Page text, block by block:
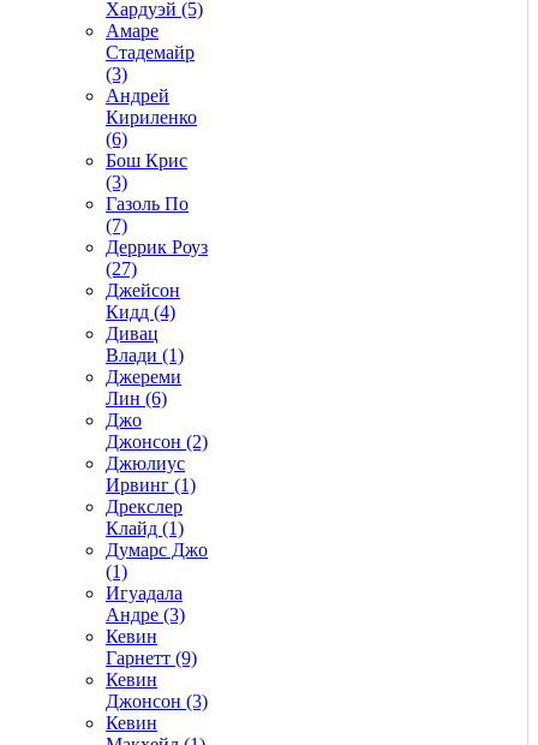
Xардуэй (5)
Амаре
Стадемайр
(3)
Андрей
Кириленко
(6)
Бош Крис
(3)
Газоль По
(7)
Деррик Роуз
(27)
Джейсон
Кидд (4)
Дивац
Влади (1)
Джереми
Лин (6)
Джо
Джонсон (2)
Джюлиус
Ирвинг (1)
Дрекслер
Клайд (1)
Думарс Джо
(1)
Игуадала
Андре (3)
Кевин
Гарнетт (9)
Кевин
Джонсон (3)
Кевин